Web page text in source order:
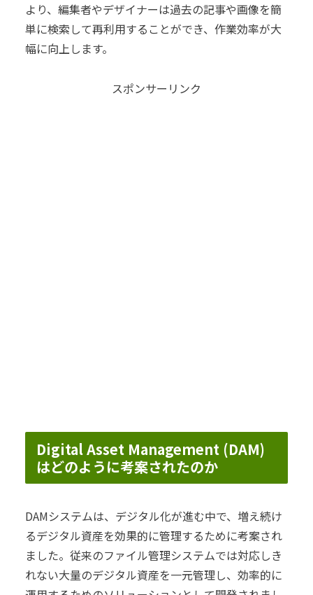
より、編集者やデザイナーは過去の記事や画像を簡
単に検索して再利用することができ、作業効率が大
幅に向上します。
スポンサーリンク
Digital Asset Management (DAM)
はどのように考案されたのか
DAMシステムは、デジタル化が進む中で、増え続け
るデジタル資産を効果的に管理するために考案され
ました。従来のファイル管理システムでは対応しき
れない大量のデジタル資産を一元管理し、効率的に